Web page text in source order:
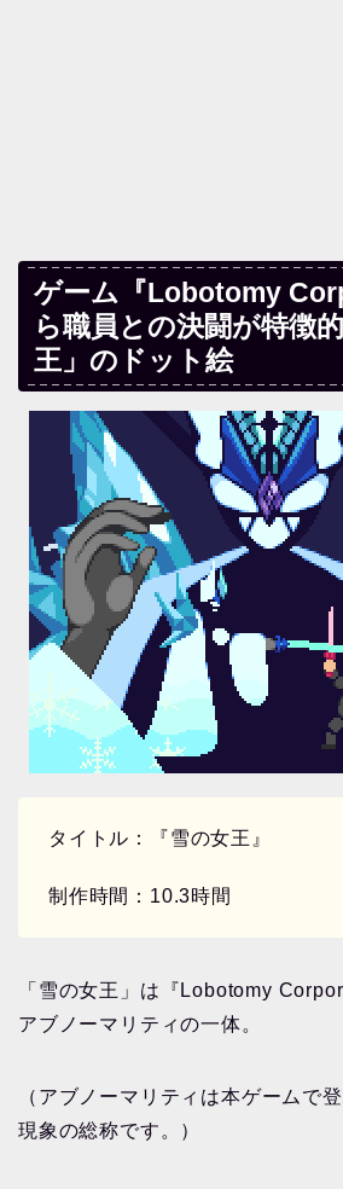
ゲーム『Lobotomy
ら職員との決闘が特徴
王」のドット絵
タイトル：『雪の女王』
制作時間：10.3時間
「雪の女王」は『Lobotomy
アブノーマリティの一体。
（アブノーマリティは本ゲームで
現象の総称です。）